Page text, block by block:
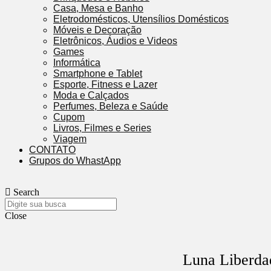
Casa, Mesa e Banho
Eletrodomésticos, Utensílios Domésticos
Móveis e Decoração
Eletrônicos, Áudios e Videos
Games
Informática
Smartphone e Tablet
Esporte, Fitness e Lazer
Moda e Calçados
Perfumes, Beleza e Saúde
Cupom
Livros, Filmes e Series
Viagem
CONTATO
Grupos do WhastApp
Search
Close
Luna